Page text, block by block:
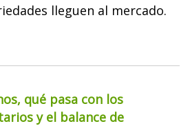
lleguen al mercado.
qué pasa con los
y el balance de